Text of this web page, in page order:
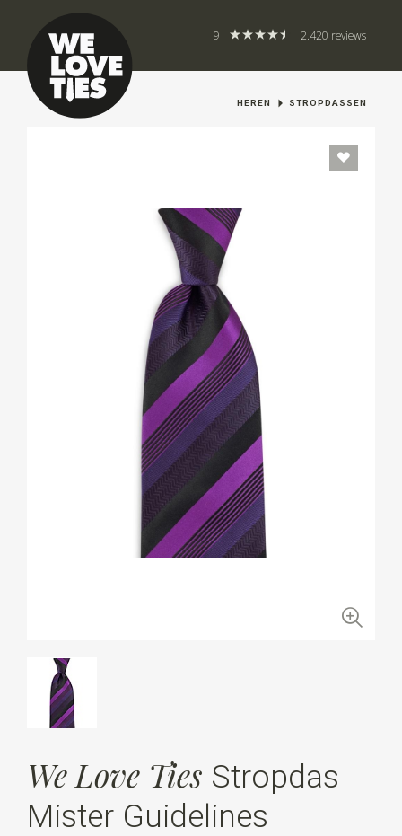
9 2.420 reviews
HEREN STROPDASSEN
We Love Ties Stropdas
Mister Guidelines